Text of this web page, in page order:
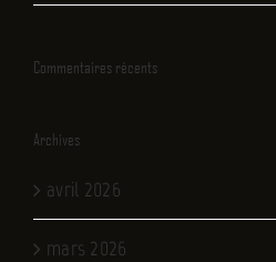
Commentaires récents
Archives
avril 2026
mars 2026